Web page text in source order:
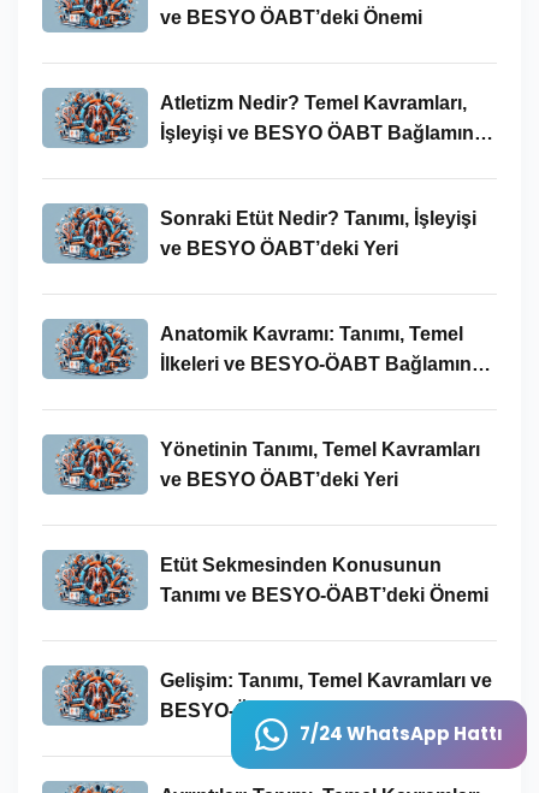
7/24 WhatsApp Hattı
ve BESYO ÖABT’deki Önemi
Atletizm Nedir? Temel Kavramları,
İşleyişi ve BESYO ÖABT Bağlamında
Sonraki Etüt Nedir? Tanımı, İşleyişi
ve BESYO ÖABT’deki Yeri
Anatomik Kavramı: Tanımı, Temel
İlkeleri ve BESYO-ÖABT Bağlamında
Yönetinin Tanımı, Temel Kavramları
ve BESYO ÖABT’deki Yeri
Etüt Sekmesinden Konusunun
Tanımı ve BESYO-ÖABT’deki Önemi
Gelişim: Tanımı, Temel Kavramları ve
BESYO-ÖABT Bağlamında
İncelenmesi